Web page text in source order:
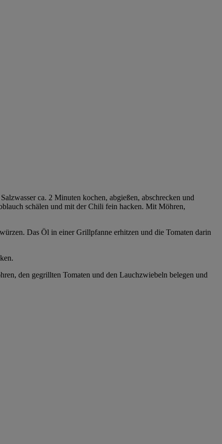
ca. 2 Minuten kochen, abgießen, abschrecken und
schälen und mit der Chili fein hacken. Mit Möhren,
Das Öl in einer Grillpfanne erhitzen und die Tomaten darin
den gegrillten Tomaten und den Lauchzwiebeln belegen und